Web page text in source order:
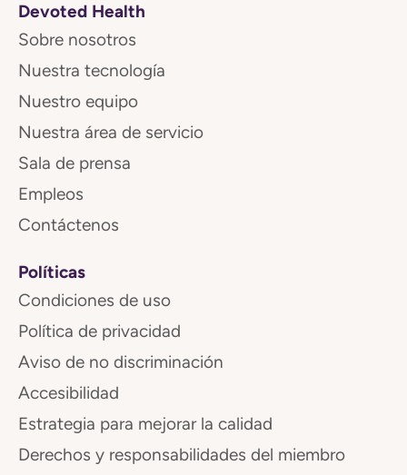
Devoted Health
Sobre nosotros
Nuestra tecnología
Nuestro equipo
Nuestra área de servicio
Sala de prensa
Empleos
Contáctenos
Políticas
Condiciones de uso
Política de privacidad
Aviso de no discriminación
Accesibilidad
Estrategia para mejorar la calidad
Derechos y responsabilidades del miembro